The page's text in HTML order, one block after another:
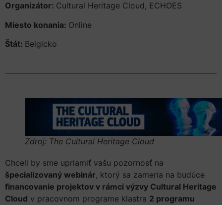
Organizátor: Cultural Heritage Cloud, ECHOES
Miesto konania: Online
Štát: Belgicko
Zdroj: The Cultural Heritage Cloud
Chceli by sme upriamiť vašu pozornosť na
špecializovaný webinár, ktorý sa zameria na budúce
financovanie projektov v rámci výzvy Cultural Heritage
Cloud v pracovnom programe klastra 2 programu